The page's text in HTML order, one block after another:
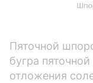
Пяточной
бугра
отложения